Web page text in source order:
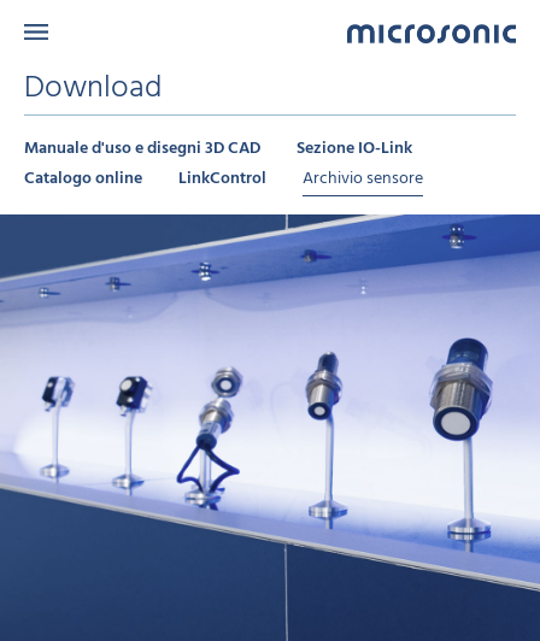
Download
Manuale d'uso e disegni 3D CAD
Sezione IO-Link
Catalogo online
LinkControl Archivio sensore